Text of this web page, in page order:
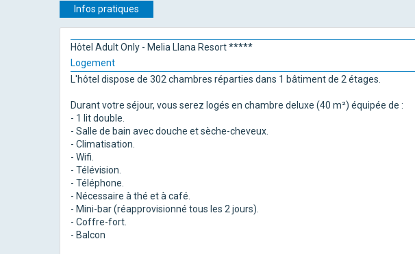
Infos pratiques
Hôtel Adult Only - Melia Llana Resort *****
Logement
L'hôtel dispose de 302 chambres réparties dans 1 bâtiment de 2 étages.
Durant votre séjour, vous serez logés en chambre deluxe (40 m²) équipée de :
- 1 lit double.
- Salle de bain avec douche et sèche-cheveux.
- Climatisation.
- Wifi.
- Télévision.
- Téléphone.
- Nécessaire à thé et à café.
- Mini-bar (réapprovisionné tous les 2 jours).
- Coffre-fort.
- Balcon